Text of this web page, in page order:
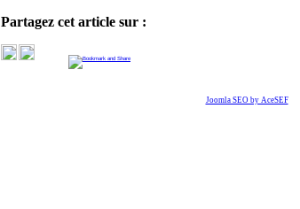
Partagez cet article sur :
Joomla SEO by AceSEF